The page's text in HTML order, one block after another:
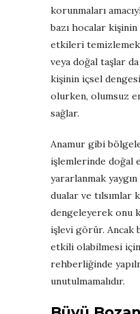
korunmaları
bazı hocalar
etkileri temizlemek
veya doğal taşlar
kişinin içsel
olurken, olumsuz
sağlar.
Anamur gibi
işlemlerinde doğal
yararlanmak
dualar ve tılsımlar
dengeleyerek onu
işlevi görür. Ancak
etkili olabilmesi
rehberliğinde
unutulmamalıdır.